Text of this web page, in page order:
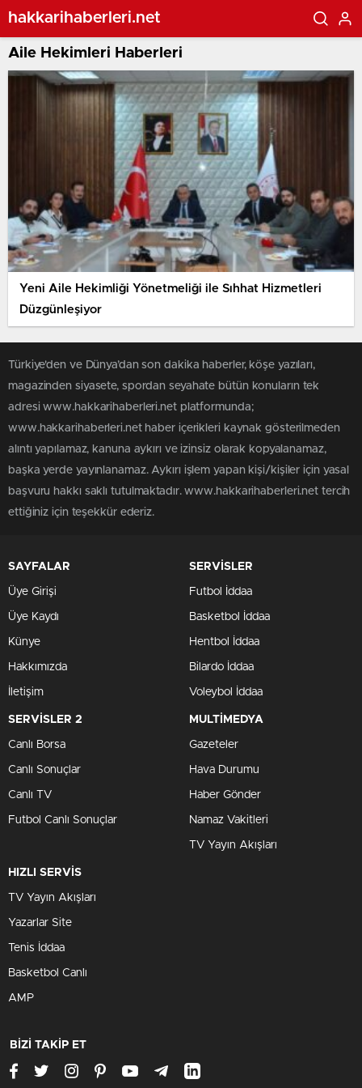
hakkarihaberleri.net
Aile Hekimleri Haberleri
Yeni Aile Hekimliği Yönetmeliği ile Sıhhat Hizmetleri
Düzgünleşiyor
Türkiye'den ve Dünya’dan son dakika haberler, köşe yazıları,
magazinden siyasete, spordan seyahate bütün konuların tek
adresi www.hakkarihaberleri.net platformunda;
www.hakkarihaberleri.net haber içerikleri kaynak gösterilmeden
alıntı yapılamaz, kanuna aykırı ve izinsiz olarak kopyalanamaz,
başka yerde yayınlanamaz. Aykırı işlem yapan kişi/kişiler için yasal
başvuru hakkı saklı tutulmaktadır. www.hakkarihaberleri.net tercih
ettiğiniz için teşekkür ederiz.
SAYFALAR
Üye Girişi
Üye Kaydı
Künye
Hakkımızda
İletişim
SERVİSLER
Futbol İddaa
Basketbol İddaa
Hentbol İddaa
Bilardo İddaa
Voleybol İddaa
SERVİSLER 2
Canlı Borsa
Canlı Sonuçlar
Canlı TV
Futbol Canlı Sonuçlar
MULTİMEDYA
Gazeteler
Hava Durumu
Haber Gönder
Namaz Vakitleri
TV Yayın Akışları
HIZLI SERVİS
TV Yayın Akışları
Yazarlar Site
Tenis İddaa
Basketbol Canlı
AMP
BİZİ TAKİP ET